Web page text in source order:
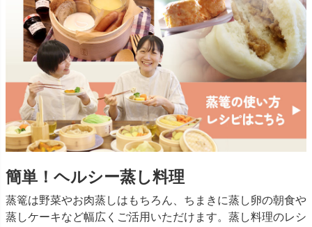
簡単！ヘルシー蒸し料理
蒸篭は野菜やお肉蒸しはもちろん、ちまきに蒸し卵の朝食や
蒸しケーキなど幅広くご活用いただけます。蒸し料理のレシ